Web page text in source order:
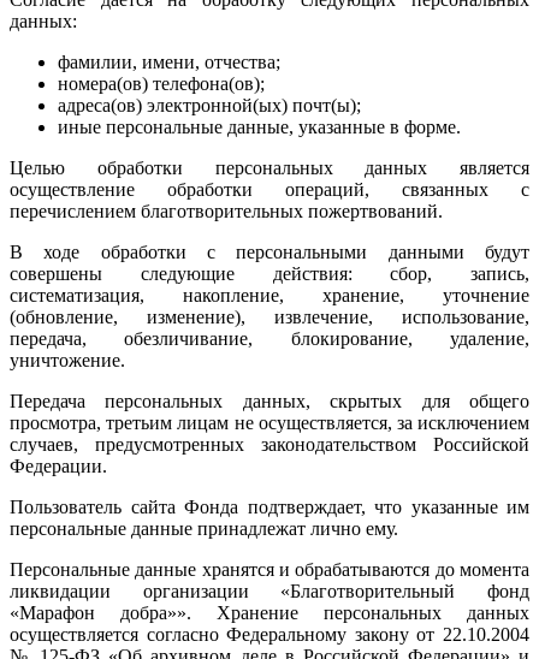
данных:
фамилии, имени, отчества;
номера(ов) телефона(ов);
адреса(ов) электронной(ых) почт(ы);
иные персональные данные, указанные в форме.
Целью обработки персональных данных является
осуществление обработки операций, связанных с
перечислением благотворительных пожертвований.
В ходе обработки с персональными данными будут
совершены следующие действия: сбор, запись,
систематизация, накопление, хранение, уточнение
(обновление, изменение), извлечение, использование,
передача, обезличивание, блокирование, удаление,
уничтожение.
Передача персональных данных, скрытых для общего
просмотра, третьим лицам не осуществляется, за исключением
случаев, предусмотренных законодательством Российской
Федерации.
Пользователь сайта Фонда подтверждает, что указанные им
персональные данные принадлежат лично ему.
Персональные данные хранятся и обрабатываются до момента
ликвидации организации «Благотворительный фонд
«Марафон добра»». Хранение персональных данных
осуществляется согласно Федеральному закону от 22.10.2004